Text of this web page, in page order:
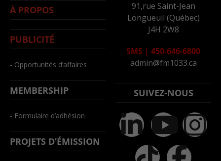
À PROPOS
PUBLICITÉ
- Opportunités d’affaires
MEMBERSHIP
- Formulaire d’adhésion
PROJETS D’ÉMISSION
91,rue Saint-Jean
Longueuil (Québec)
J4H 2W8
SMS | 450-646-6800
admin@fm1033.ca
SUIVEZ-NOUS